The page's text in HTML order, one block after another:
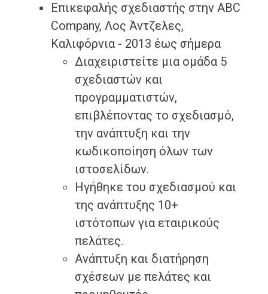
Επικεφαλής σχεδιαστής στην ABC
Company, Λος Άντζελες,
Καλιφόρνια - 2013 έως σήμερα
Διαχειριστείτε μια ομάδα 5
σχεδιαστών και
προγραμματιστών,
επιβλέποντας το σχεδιασμό,
την ανάπτυξη και την
κωδικοποίηση όλων των
ιστοσελίδων.
Ηγήθηκε του σχεδιασμού και
της ανάπτυξης 10+
ιστότοπων για εταιρικούς
πελάτες.
Ανάπτυξη και διατήρηση
σχέσεων με πελάτες και